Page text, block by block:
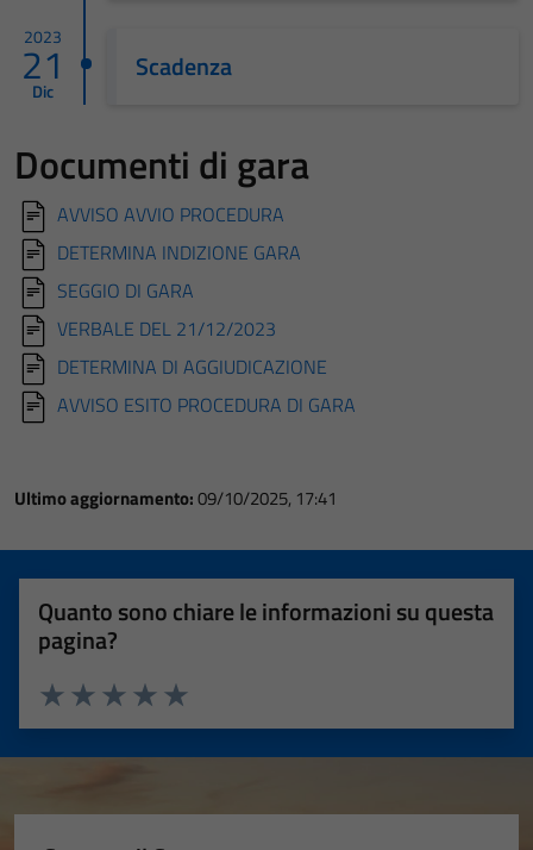
2023
21
Dic
Scadenza
Documenti di gara
AVVISO AVVIO PROCEDURA
DETERMINA INDIZIONE GARA
SEGGIO DI GARA
VERBALE DEL 21/12/2023
DETERMINA DI AGGIUDICAZIONE
AVVISO ESITO PROCEDURA DI GARA
Ultimo aggiornamento:09/10/2025, 17:41
Quanto sono chiare le informazioni su questa
pagina?
Valuta 5 stelle su 5
Valuta 4 stelle su 5
Valuta 3 stelle su 5
Valuta 2 stelle su 5
Valuta 1 stelle su 5